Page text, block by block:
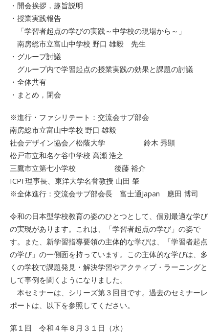
・開会挨拶，趣旨説明
・授業実践報告
「学習者起点の学びの実践～中学校の現場から～」
南房総市立富山中学校 野口 雄毅 先生
・グループ討議
グループ内で学習起点の授業実践の効果と課題の討議
・全体共有
・まとめ，閉会
※進行・ファシリテート：交流会サブ部会
南房総市立富山中学校 野口 雄毅
社会デザイン協会／松蔭大学 鈴木 秀顕
松戸市立和名ケ谷中学校 高瀬 浩之
三鷹市立第七小学校 後藤 裕介
ICPF理事長、東洋大学名誉教授 山田 肇
※全体進行：交流会サブ部会長 富士通Japan 應田 博司
令和の日本型学校教育の姿のひとつとして、個別最適な学び
の実現があります。これは、「学習者起点の学び」の姿で
す。また、新学習指導要領の主体的な学びは、「学習者起点
の学び」の一側面を持っています。この主体的な学びは、多
くの学校で課題発見・解決学習やアクティブ・ラーニングと
して事例を聞くようになりました。
本セミナーは、シリーズ第３回目です。過去のセミナーレ
ポートは、以下を参照してください。
第１回 令和４年８月３１日（水）